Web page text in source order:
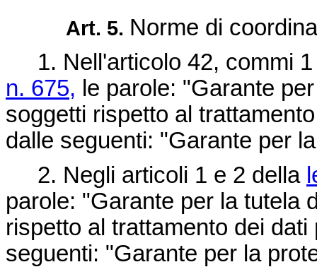
Art. 5. Norme di
1. Nell'articolo 42, commi
n. 675, le parole: "Garante
soggetti rispetto al
dalle seguenti: "Garante per
2. Negli articoli 1 e 2 della
parole: "Garante per la tutela
rispetto al trattamento dei
seguenti: "Garante per la